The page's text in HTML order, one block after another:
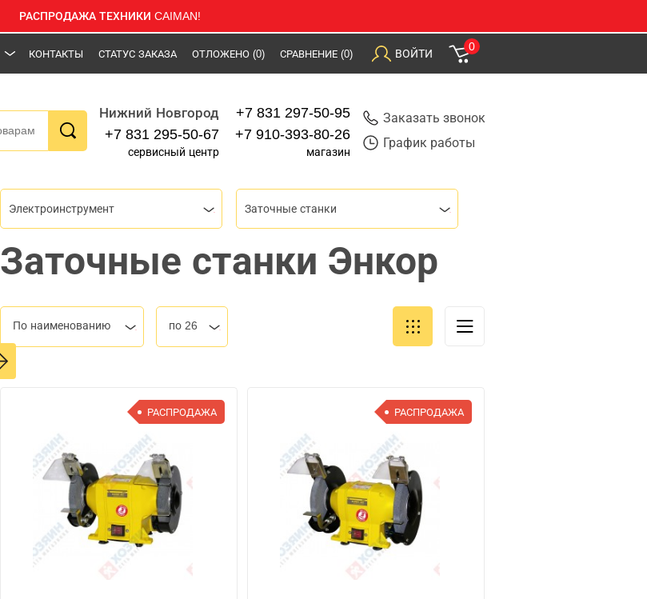
РАСПРОДАЖА ТЕХНИКИ CAIMAN!
КОНТАКТЫ СТАТУС ЗАКАЗА ОТЛОЖЕНО (0) СРАВНЕНИЕ (0) ВОЙТИ
0
Нижний Новгород
+7 831 295-50-67
сервисный центр
+7 831 297-50-95
+7 910-393-80-26
магазин
Заказать звонок
График работы
Электроинструмент Заточные станки
Заточные станки Энкор
По наименованию по 26
РАСПРОДАЖА РАСПРОДАЖА